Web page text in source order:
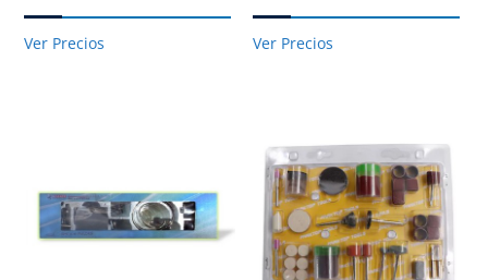
Ver Precios Ver Precios